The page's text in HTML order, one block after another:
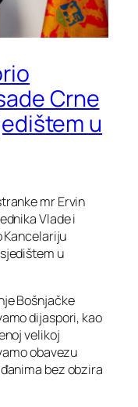
Crne
u
mr Ervin
Vlade i
Kancelariju
u
Bošnjačke
dijaspori, kao
velikoj
obavezu
bez obzira